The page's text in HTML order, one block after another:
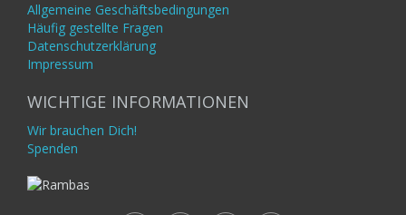
Allgemeine Geschäftsbedingungen
Häufig gestellte Fragen
Datenschutzerklärung
Impressum
WICHTIGE INFORMATIONEN
Wir brauchen Dich!
Spenden